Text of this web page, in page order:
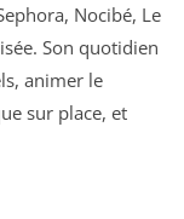
Nocibé, Le
Son quotidien
animer le
sur place, et